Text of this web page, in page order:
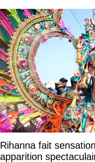
Rihanna fait
apparition